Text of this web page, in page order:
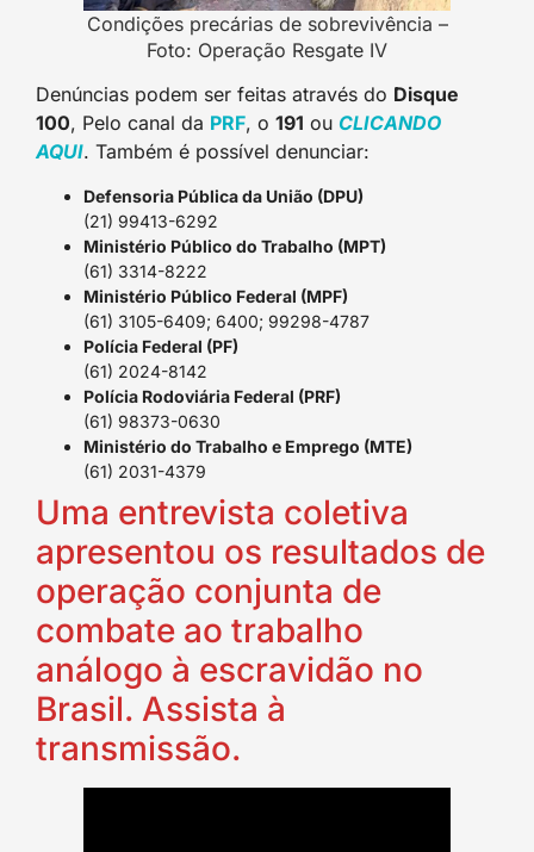
Condições precárias de sobrevivência –
Foto: Operação Resgate IV
Denúncias podem ser feitas através do Disque
100, Pelo canal da PRF, o 191 ou CLICANDO
AQUI. Também é possível denunciar:
Defensoria Pública da União (DPU)
(21) 99413-6292
Ministério Público do Trabalho (MPT)
(61) 3314-8222
Ministério Público Federal (MPF)
(61) 3105-6409; 6400; 99298-4787
Polícia Federal (PF)
(61) 2024-8142
Polícia Rodoviária Federal (PRF)
(61) 98373-0630
Ministério do Trabalho e Emprego (MTE)
(61) 2031-4379
Uma entrevista coletiva
apresentou os resultados de
operação conjunta de
combate ao trabalho
análogo à escravidão no
Brasil. Assista à
transmissão.